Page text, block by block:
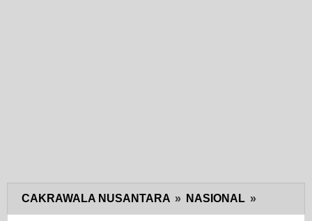
CAKRAWALA NUSANTARA » NASIONAL »
Wasev